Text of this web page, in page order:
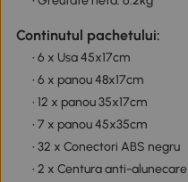
Continutul pachetului:
• 6 x Usa 45x17cm
• 6 x panou 48x17cm
• 12 x panou 35x17cm
• 7 x panou 45x35cm
• 32 x Conectori ABS negru
• 2 x Centura anti-alunecare